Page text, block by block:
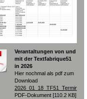
Verantaltungen von und
mit der Textfabrique51
in 2026
Hier nochmal als pdf zum
Download
2026_01_18_TF51_Termine.pdf
PDF-Dokument [110.2 KB]